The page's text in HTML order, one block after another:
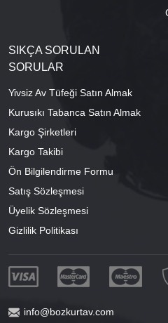
SIKÇA SORULAN
SORULAR
Yivsiz Av Tüfeği Satın Almak
Kurusıkı Tabanca Satın Almak
Kargo Şirketleri
Kargo Takibi
Ön Bilgilendirme Formu
Satış Sözleşmesi
Üyelik Sözleşmesi
Gizlilik Politikası
info@bozkurtav.com